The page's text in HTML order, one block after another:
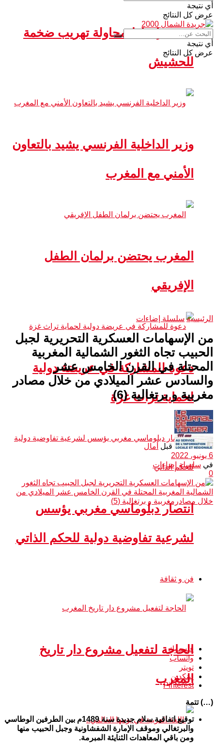
سبتة.. إحباط محاولة تهريب ضخمة
للحشيش
وزير الداخلية الفرنسي يشيد بالتعاون
الأمني مع المغرب
المغرب يحتضن برلمان الطفل
الإفريقي
دعوة للمشاركة في عريضة دولية
لحماية تراث غزة
انتصار دبلوماسي مغربي يؤسس
لشرعية تفاوضية دولية للحكم الذاتي
فن و ثقافة
الحاجة لتفعيل مشروع دار تاريخ
المغرب
أي نتيجة
عرض كل النتائج
أي نتيجة
عرض كل النتائج
الرئيسية سلسلة إضاءات
من الإسهامات العسكرية التحريرية لجبل
الحبيب تجاه الثغور الشمالية المغربية
المحتلة في القرن الخامس عشر
والسادس عشر الميلادي من خلال مصادر
مغربية و برتغالية (6)
قبل أمال
6 يونيو، 2022
في سلسلة إضاءات
0
فيسبوك
واتساب
تويتر
لينكدين
Pinterest
(…) تتمة
توقيع اتفاقية سلام جديدة سنة 1489م
بين الطرفين الوطاسي
والبرتغالي وموقف الإمارة الشفشاونية وجبل الحبيب منها
ومن باقي المعاهدات الثنايئة المبرمة.